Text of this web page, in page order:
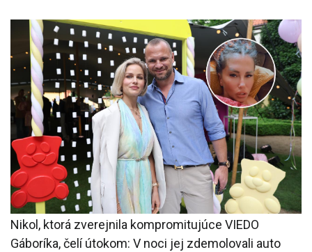
Nikol, ktorá zverejnila kompromitujúce VIEDO
Gáboríka, čelí útokom: V noci jej zdemolovali auto